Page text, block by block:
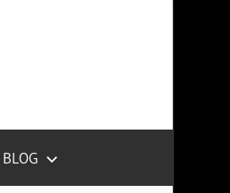
BLOG